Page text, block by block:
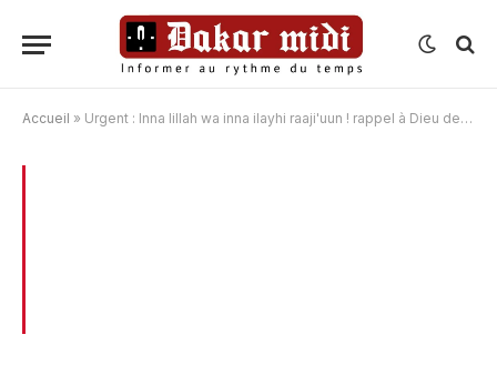
Accueil » Urgent : Inna lillah wa inna ilayhi raaji'uun ! rappel à Dieu de Abdoulaye Elimane Dia Maire de La Commune de Demette